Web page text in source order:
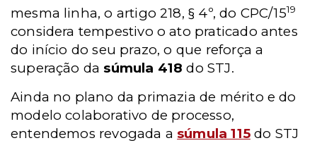
mesma linha, o artigo 218, § 4º, do CPC/1519
considera tempestivo o ato praticado antes
do início do seu prazo, o que reforça a
superação da súmula 418 do STJ.
Ainda no plano da primazia de mérito e do
modelo colaborativo de processo,
entendemos revogada a súmula 115do STJ